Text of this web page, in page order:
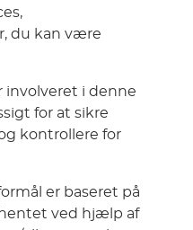
du kan være
involveret i denne
for at sikre
kontrollere for
er baseret på
ved hjælp af